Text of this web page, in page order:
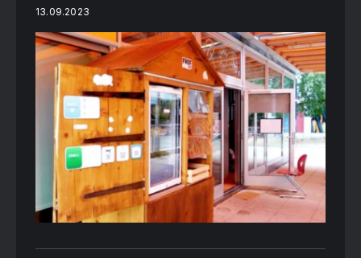
13.09.2023